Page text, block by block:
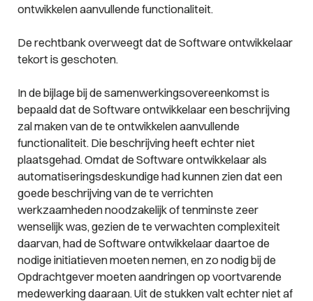
ontwikkelen aanvullende functionaliteit.
De rechtbank overweegt dat de Software ontwikkelaar
tekort is geschoten.
In de bijlage bij de samenwerkingsovereenkomst is
bepaald dat de Software ontwikkelaar een beschrijving
zal maken van de te ontwikkelen aanvullende
functionaliteit. Die beschrijving heeft echter niet
plaatsgehad. Omdat de Software ontwikkelaar als
automatiseringsdeskundige had kunnen zien dat een
goede beschrijving van de te verrichten
werkzaamheden noodzakelijk of tenminste zeer
wenselijk was, gezien de te verwachten complexiteit
daarvan, had de Software ontwikkelaar daartoe de
nodige initiatieven moeten nemen, en zo nodig bij de
Opdrachtgever moeten aandringen op voortvarende
medewerking daaraan. Uit de stukken valt echter niet af